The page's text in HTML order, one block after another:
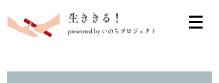
​生ききる！
presented by いのちプロジェクト